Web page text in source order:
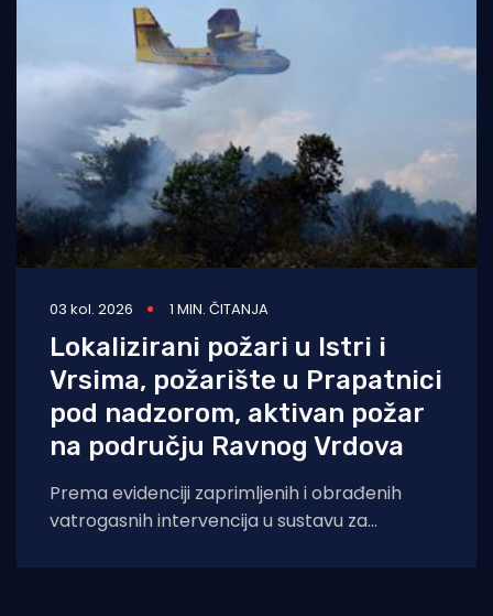
03 kol. 2026 1 MIN. ČITANJA
Lokalizirani požari u Istri i
Vrsima, požarište u Prapatnici
pod nadzorom, aktivan požar
na području Ravnog Vrdova
Prema evidenciji zaprimljenih i obrađenih
vatrogasnih intervencija u sustavu za